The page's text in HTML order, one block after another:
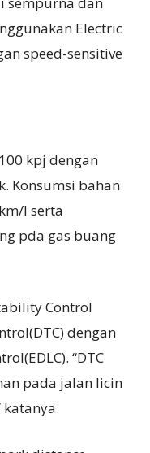
Electric
speed-sensitive
kpj dengan
Konsumsi bahan
l serta
pda gas buang
Control
dengan
“DTC
pada jalan licin